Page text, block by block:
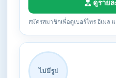
ดูรายล
สมัครสมาชิกเพื่อดูเบอร์โทร อีเมล
ไม่มีรูป